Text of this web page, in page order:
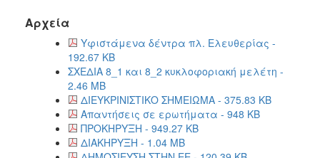
Αρχεία
Υφιστάμενα δέντρα πλ. Ελευθερίας -
192.67 KB
ΣΧΕΔΙΑ 8_1 και 8_2 κυκλοφοριακή μελέτη -
2.46 MB
ΔΙΕΥΚΡΙΝΙΣΤΙΚΟ ΣΗΜΕΙΩΜΑ - 375.83 KB
Απαντήσεις σε ερωτήματα - 948 KB
ΠΡΟΚΗΡΥΞΗ - 949.27 KB
ΔΙΑΚΗΡΥΞΗ - 1.04 MB